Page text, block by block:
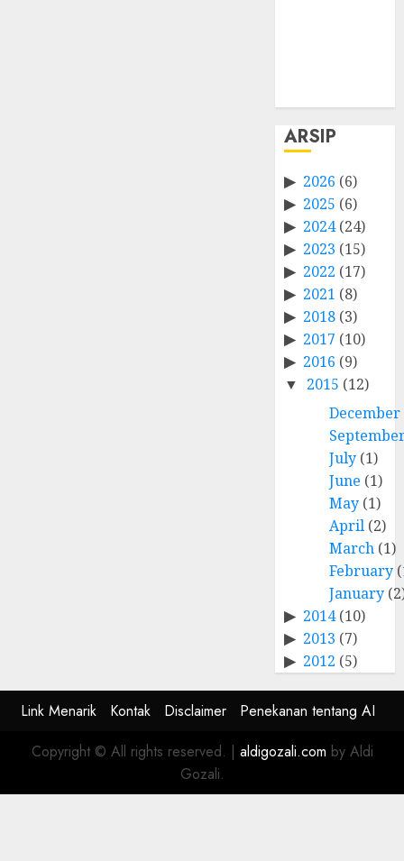
ARSIP
2026 (6)
2025 (6)
2024(24)
2023 (15)
2022 (17)
2021 (8)
2018 (3)
2017 (10)
2016 (9)
2015 (12)
December
July (1)
June (1)
May (1)
April (2)
March (1)
February
January
2014(10)
2013 (7)
2012 (5)
Link Menarik Kontak Disclaimer
Penekanan tentang AI
Copyright © All rights reserved. | aldigozali.com by Aldi
Gozali.